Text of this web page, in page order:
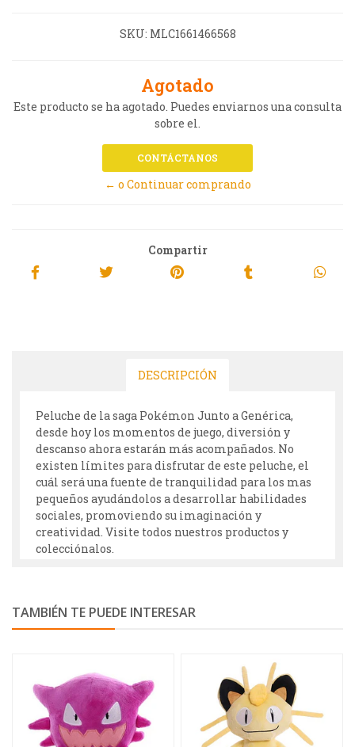
SKU: MLC1661466568
Agotado
Este producto se ha agotado. Puedes enviarnos una consulta
sobre el.
CONTÁCTANOS
← o Continuar comprando
Compartir
DESCRIPCIÓN
Peluche de la saga Pokémon Junto a Genérica,
desde hoy los momentos de juego, diversión y
descanso ahora estarán más acompañados. No
existen límites para disfrutar de este peluche, el
cuál será una fuente de tranquilidad para los mas
pequeños ayudándolos a desarrollar habilidades
sociales, promoviendo su imaginación y
creatividad. Visite todos nuestros productos y
colecciónalos.
TAMBIÉN TE PUEDE INTERESAR